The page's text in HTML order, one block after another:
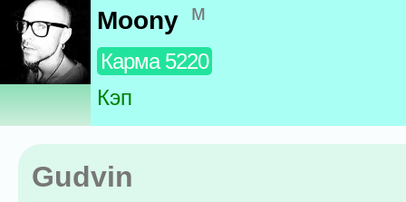
Moony м
Карма 5220
Кэп
Gudvin